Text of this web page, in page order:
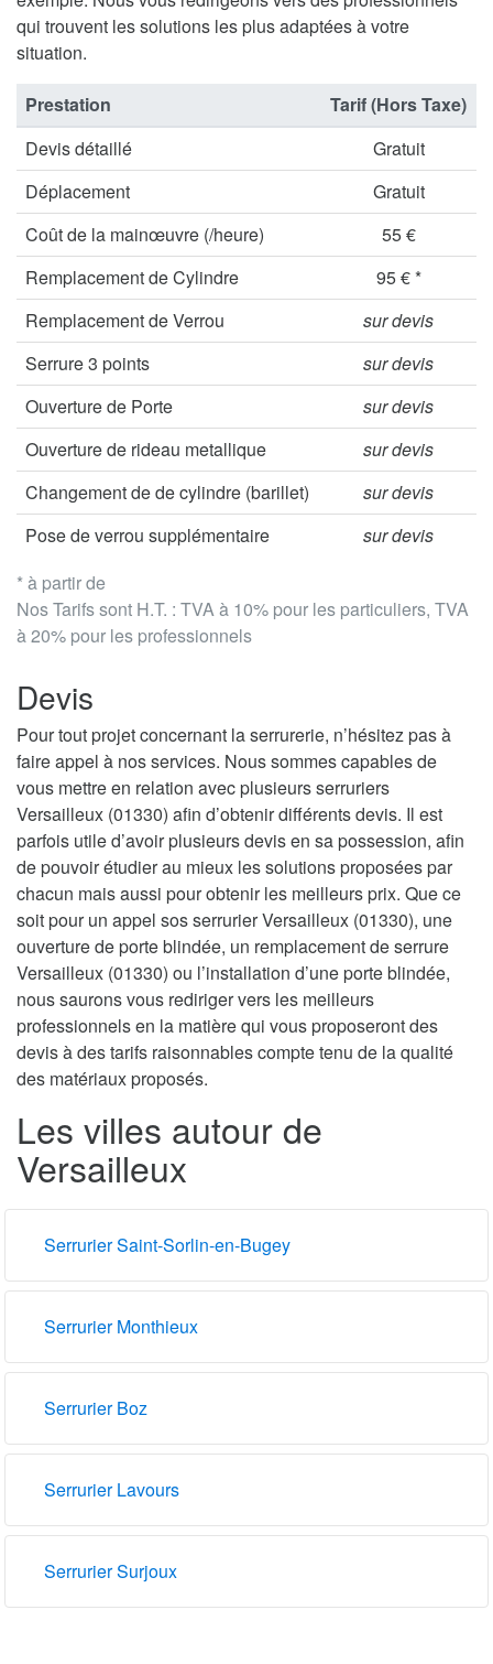
qui trouvent les solutions les plus adaptées à votre
situation.
* à partir de
Nos Tarifs sont H.T. : TVA à 10% pour les particuliers, TVA
à 20% pour les professionnels
Prestation
Tarif (Hors Taxe)
Devis détaillé
Gratuit
Déplacement
Gratuit
Coût de la mainœuvre (/heure)
55 €
Remplacement de Cylindre
95 € *
Remplacement de Verrou
sur devis
Serrure 3 points
sur devis
Ouverture de Porte
sur devis
Ouverture de rideau metallique
sur devis
Changement de de cylindre (barillet)
sur devis
Pose de verrou supplémentaire
sur devis
Devis
Pour tout projet concernant la serrurerie, n’hésitez pas à
faire appel à nos services. Nous sommes capables de
vous mettre en relation avec plusieurs serruriers
Versailleux (01330) afin d’obtenir différents devis. Il est
parfois utile d’avoir plusieurs devis en sa possession, afin
de pouvoir étudier au mieux les solutions proposées par
chacun mais aussi pour obtenir les meilleurs prix. Que ce
soit pour un appel sos serrurier Versailleux (01330), une
ouverture de porte blindée, un remplacement de serrure
Versailleux (01330) ou l’installation d’une porte blindée,
nous saurons vous rediriger vers les meilleurs
professionnels en la matière qui vous proposeront des
devis à des tarifs raisonnables compte tenu de la qualité
des matériaux proposés.
Les villes autour de
Versailleux
Serrurier Saint-Sorlin-en-Bugey
Serrurier Monthieux
Serrurier Boz
Serrurier Lavours
Serrurier Surjoux